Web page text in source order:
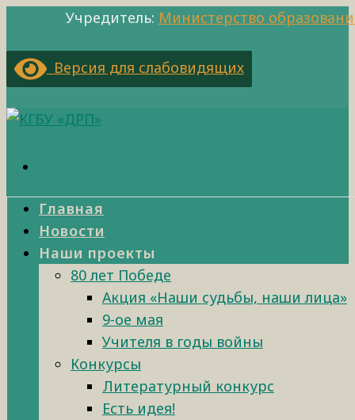
Учредитель: Министерство
Версия для слабовидящих
Главная
Новости
Наши проекты
80 лет Победе
Акция «Наши судьбы, наши лица»
9-ое мая
Учителя в годы войны
Конкурсы
Литературный конкурс
Есть идея!